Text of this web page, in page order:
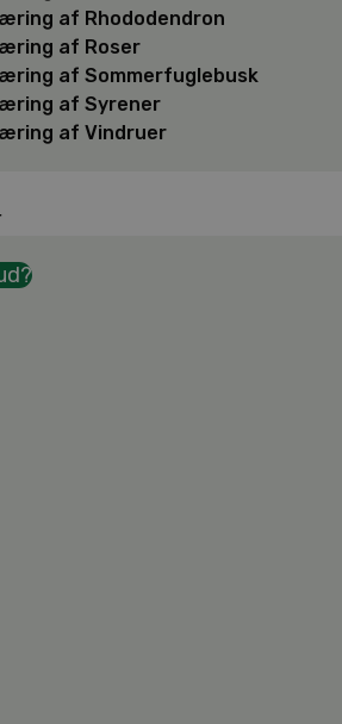
af Rhododendron
af Roser
af Sommerfuglebusk
af Syrener
af Vindruer